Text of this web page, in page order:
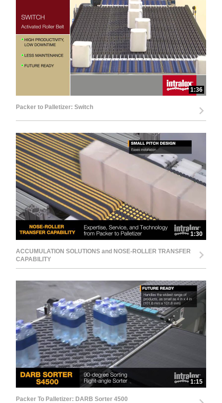
1:36
Packer to Palletizer: Switch
1:30
ACCUMULATION SOLUTIONS and NOSE-ROLLER TRANSFER
CAPABILITY
1:15
Packer To Palletizer: DARB Sorter 4500